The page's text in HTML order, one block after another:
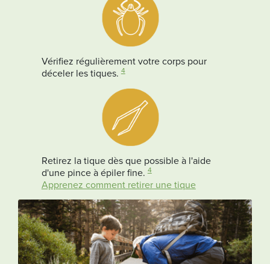
Vérifiez régulièrement votre corps pour
déceler les tiques.4
Retirez la tique dès que possible à l'aide
d'une pince à épiler fine.4
Apprenez comment retirer une tique